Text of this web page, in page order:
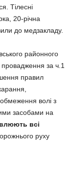
Тілесні
20-річна
до медзакладу.
районного
провадження за ч.1
правил
волі з
засобами на
всі
руху